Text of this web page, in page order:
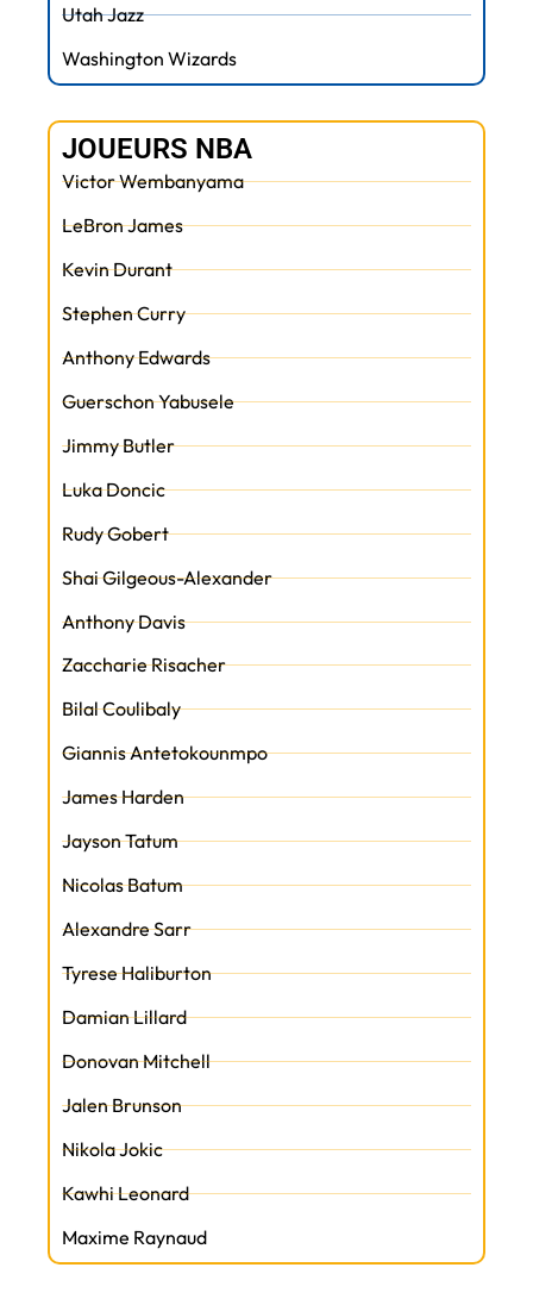
Utah Jazz
Washington Wizards
JOUEURS NBA
Victor Wembanyama
LeBron James
Kevin Durant
Stephen Curry
Anthony Edwards
Guerschon Yabusele
Jimmy Butler
Luka Doncic
Rudy Gobert
Shai Gilgeous-Alexander
Anthony Davis
Zaccharie Risacher
Bilal Coulibaly
Giannis Antetokounmpo
James Harden
Jayson Tatum
Nicolas Batum
Alexandre Sarr
Tyrese Haliburton
Damian Lillard
Donovan Mitchell
Jalen Brunson
Nikola Jokic
Kawhi Leonard
Maxime Raynaud